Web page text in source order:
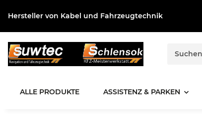
Hersteller von Kabel und Fahrzeugtechnik
ALLE PRODUKTE ASSISTENZ & PARKEN